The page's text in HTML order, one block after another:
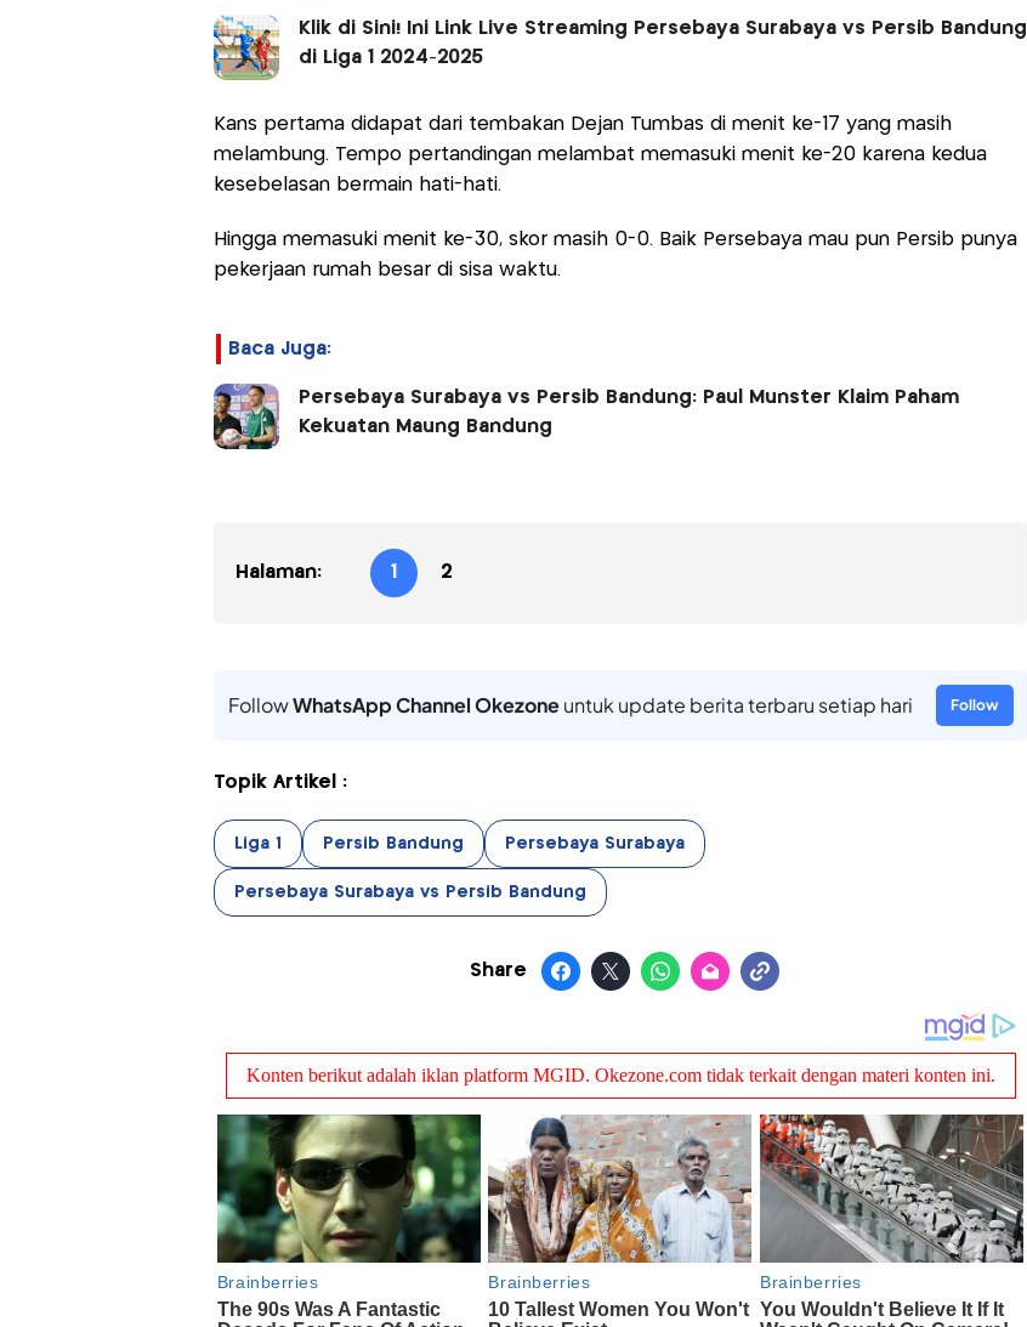
Klik di Sini! Ini Link Live Streaming Persebaya Surabaya vs Persib Bandung
di Liga 1 2024-2025
Kans pertama didapat dari tembakan Dejan Tumbas di menit ke-17 yang masih
melambung. Tempo pertandingan melambat memasuki menit ke-20 karena kedua
kesebelasan bermain hati-hati.
Hingga memasuki menit ke-30, skor masih 0-0. Baik Persebaya mau pun Persib punya
pekerjaan rumah besar di sisa waktu.
Baca Juga:
Persebaya Surabaya vs Persib Bandung: Paul Munster Klaim Paham
Kekuatan Maung Bandung
Halaman: 1 2
FollowWhatsApp Channel Okezoneuntuk update berita terbaru setiap hari Follow
Topik Artikel :
Liga 1 Persib Bandung Persebaya Surabaya
Persebaya Surabaya vs Persib Bandung
Share